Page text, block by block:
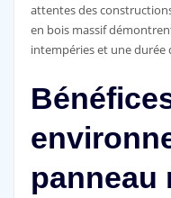
attentes des
en bois massif
intempéries et une durée
panneau